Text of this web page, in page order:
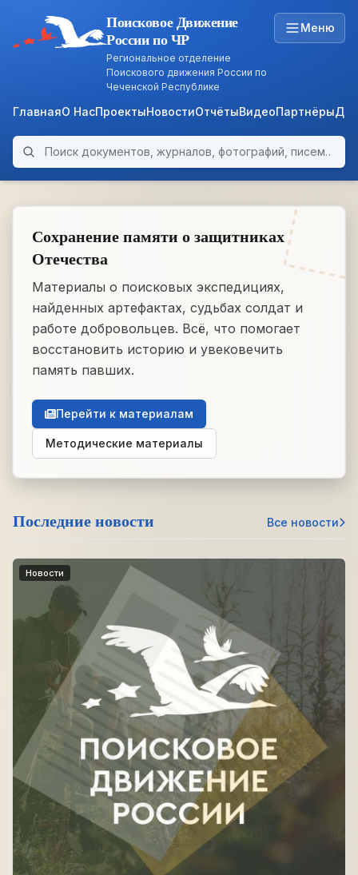
ARCHIVE
Поисковое Движение
России по ЧР
Региональное отделение
Поискового движения России по
Чеченской Республике
Меню
ГлавнаяО НасПроектыНовостиОтчётыВидеоПартнёры
Поиск по архиву
Сохранение памяти о защитниках
Отечества
Материалы о поисковых экспедициях,
найденных артефактах, судьбах солдат и
работе добровольцев. Всё, что помогает
восстановить историю и увековечить
память павших.
Перейти к материалам
Методические материалы
Последние новости Все новости
Новости